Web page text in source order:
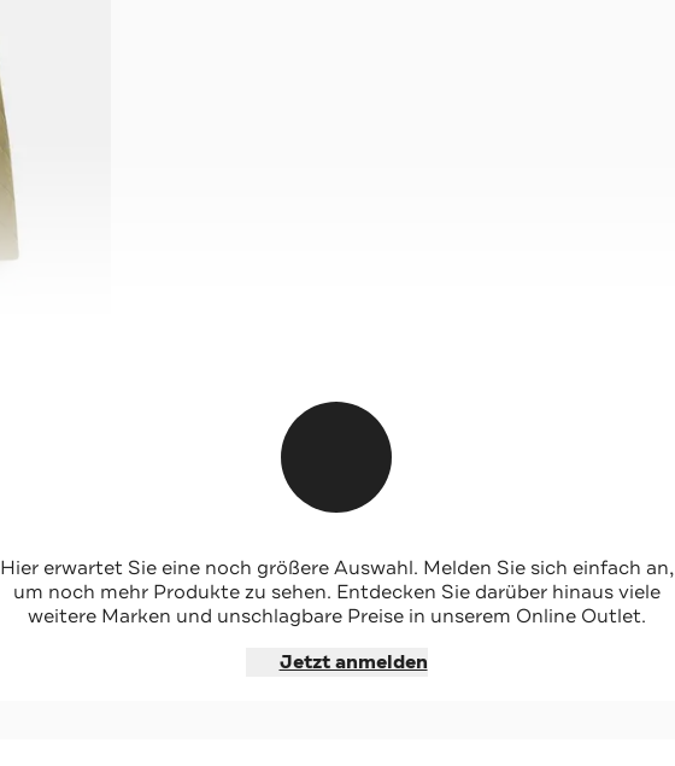
Hier erwartet Sie eine noch größere Auswahl. Melden Sie sich einfach an,
um noch mehr Produkte zu sehen. Entdecken Sie darüber hinaus viele
weitere Marken und unschlagbare Preise in unserem Online Outlet.
Jetzt anmelden